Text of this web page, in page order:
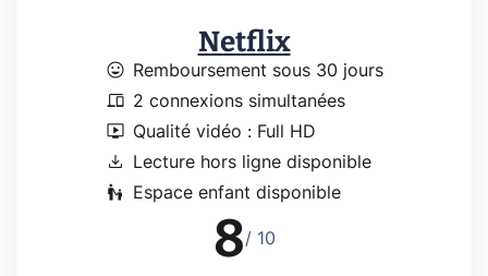
Netflix
mood Remboursement sous 30 jours
devices 2 connexions simultanées
live_tv Qualité vidéo : Full HD
download Lecture hors ligne disponible
escalator_warning Espace enfant disponible
8/ 10